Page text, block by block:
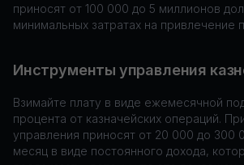
приносят от 100 000 до 5 миллионов
минимальных затратах на привлечение
Инструменты управления
Взимайте плату в виде ежемесячной
процента от казначейских операций.
управления приносят от 20 000 до 300
месяц в виде постоянного дохода,